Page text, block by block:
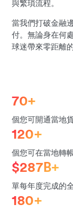
與繁瑣流程。
當我們打破金融
付。無論身在何
球迷帶來零距離
70+
個您可開通當地
120+
個您可在當地轉
$287B+
單每年度完成的
180+